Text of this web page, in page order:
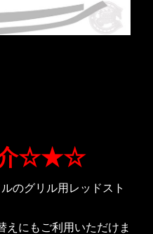
☆★☆
のグリル用レッドスト
えにもご利用いただけま